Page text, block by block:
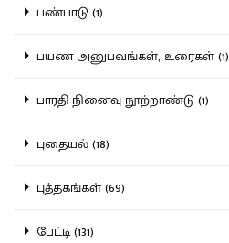
பண்பாடு (1)
பயண அனுபவங்கள், உரைகள் (1)
பாரதி நினைவு நூற்றாண்டு (1)
புதையல் (18)
புத்தகங்கள் (69)
பேட்டி (131)